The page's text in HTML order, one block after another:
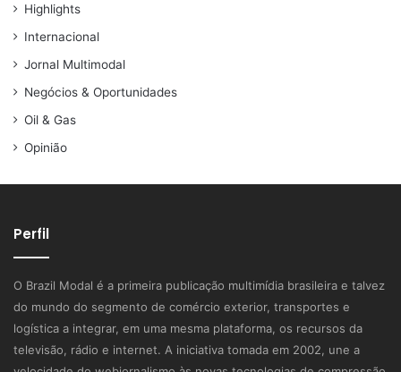
Highlights
Internacional
Jornal Multimodal
Negócios & Oportunidades
Oil & Gas
Opinião
Perfil
O Brazil Modal é a primeira publicação multimídia brasileira e talvez
do mundo do segmento de comércio exterior, transportes e
logística a integrar, em uma mesma plataforma, os recursos da
televisão, rádio e internet. A iniciativa tomada em 2002, une a